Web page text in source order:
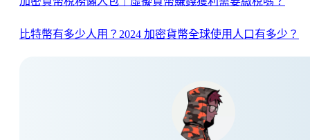
比特幣有多少人用？2024 加密貨幣全球使用人口有多少？